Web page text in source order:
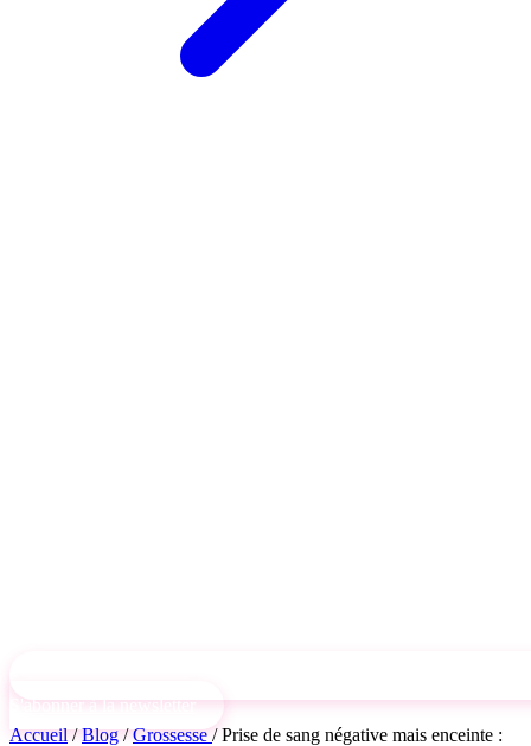
S'abonner à la newsletter
Accueil / Blog / Grossesse / Prise de sang négative mais enceinte :